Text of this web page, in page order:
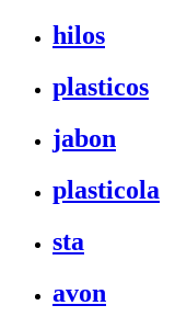
hilos
plasticos
jabon
plasticola
sta
avon